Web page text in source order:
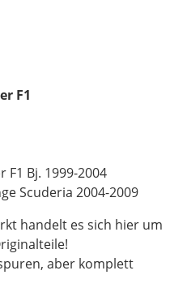
F1
F1 Bj. 1999-2004
Scuderia 2004-2009
handelt es sich hier um
aber komplett